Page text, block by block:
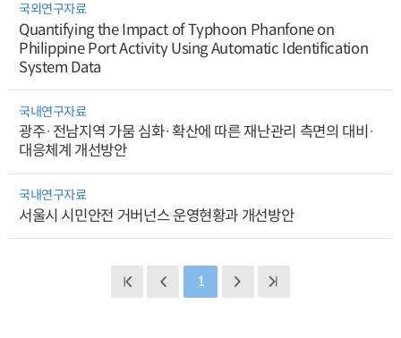
국외연구자료
Quantifying the Impact of Typhoon Phanfone on
Philippine Port Activity Using Automatic Identification
System Data
국내연구자료
광주·전남지역 가뭄 심화·확산에 따른 재난관리 측면의 대비·
대응체계 개선방안
국내연구자료
서울시 시민안전 거버넌스 운영현황과 개선방안
1